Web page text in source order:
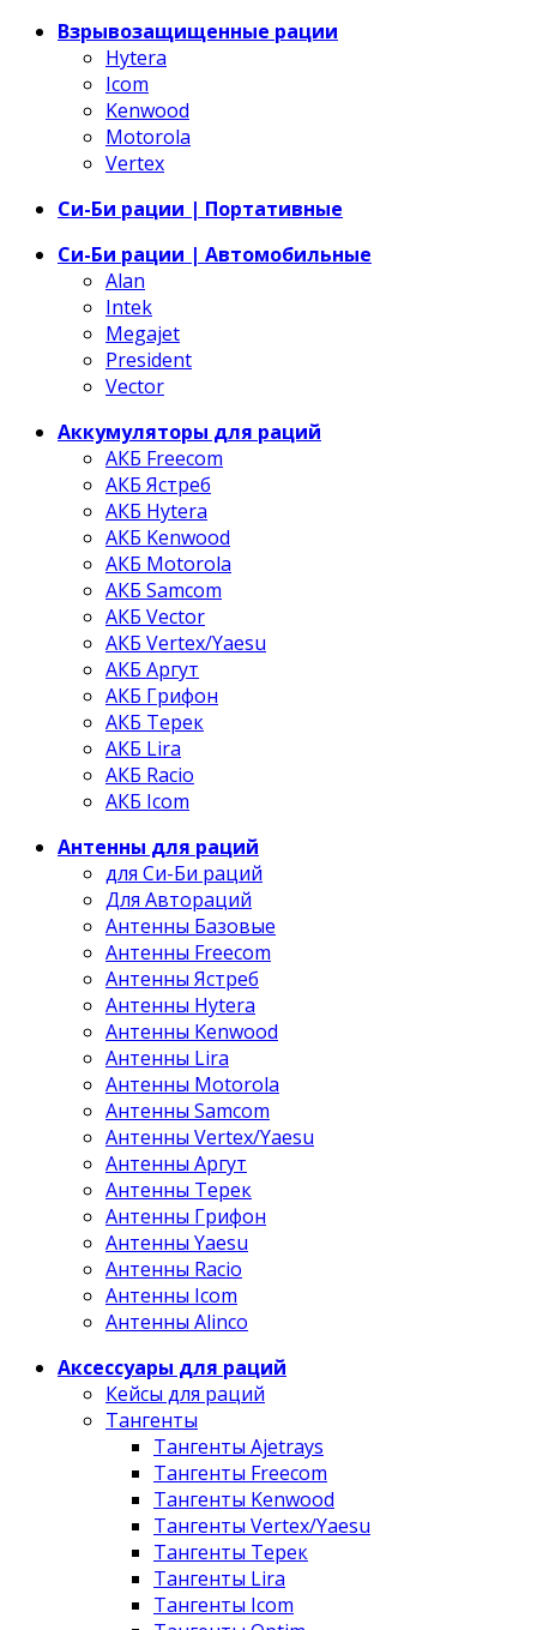
Взрывозащищенные рации
Hytera
Icom
Kenwood
Motorola
Vertex
Си-Би рации | Портативные
Си-Би рации | Автомобильные
Alan
Intek
Megajet
President
Vector
Аккумуляторы для раций
АКБ Freecom
АКБ Ястреб
АКБ Hytera
АКБ Kenwood
АКБ Motorola
АКБ Samcom
АКБ Vector
АКБ Vertex/Yaesu
АКБ Аргут
АКБ Грифон
АКБ Терек
АКБ Lira
АКБ Racio
АКБ Icom
Антенны для раций
для Си-Би раций
Для Автораций
Антенны Базовые
Антенны Freecom
Антенны Ястреб
Антенны Hytera
Антенны Kenwood
Антенны Lira
Антенны Motorola
Антенны Samcom
Антенны Vertex/Yaesu
Антенны Аргут
Антенны Терек
Антенны Грифон
Антенны Yaesu
Антенны Racio
Антенны Icom
Антенны Alinco
Аксессуары для раций
Кейсы для раций
Тангенты
Тангенты Ajetrays
Тангенты Freecom
Тангенты Kenwood
Тангенты Vertex/Yaesu
Тангенты Терек
Тангенты Lira
Тангенты Icom